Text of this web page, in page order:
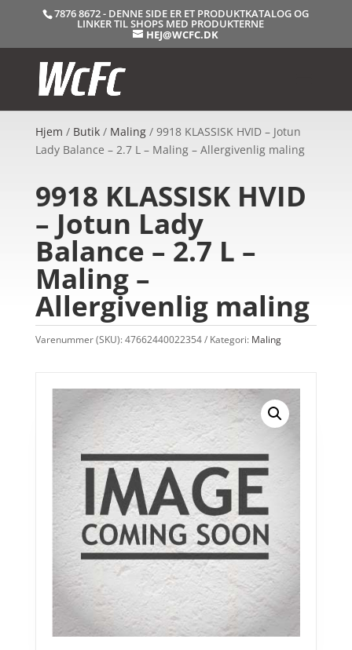
7876 8672 - DENNE SIDE ER ET PRODUKTKATALOG OG
LINKER TIL SHOPS MED PRODUKTERNE
HEJ@WCFC.DK
Hjem / Butik/ Maling/ 9918 KLASSISK HVID – Jotun
Lady Balance – 2.7 L – Maling – Allergivenlig maling
9918 KLASSISK HVID
– Jotun Lady
Balance – 2.7 L –
Maling –
Allergivenlig maling
Varenummer (SKU):47662440022354 Kategori: Maling